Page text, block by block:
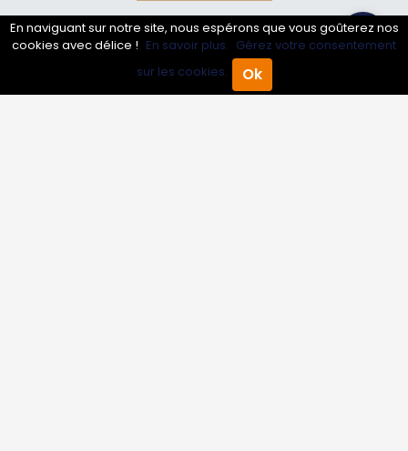
Annuaire Pro Agenda
Annuaire pro
Inscrire mon entreprise
Les Abonnements Pros
En naviguant sur notre site, nous espérons que vous goûterez nos
cookies avec délice ! En savoir plus. Gérez votre consentement
sur les cookies.
Ok